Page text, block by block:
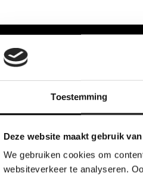
Toestemming
Deze website maakt gebruik
We gebruiken cookies om
websiteverkeer te analyseren.